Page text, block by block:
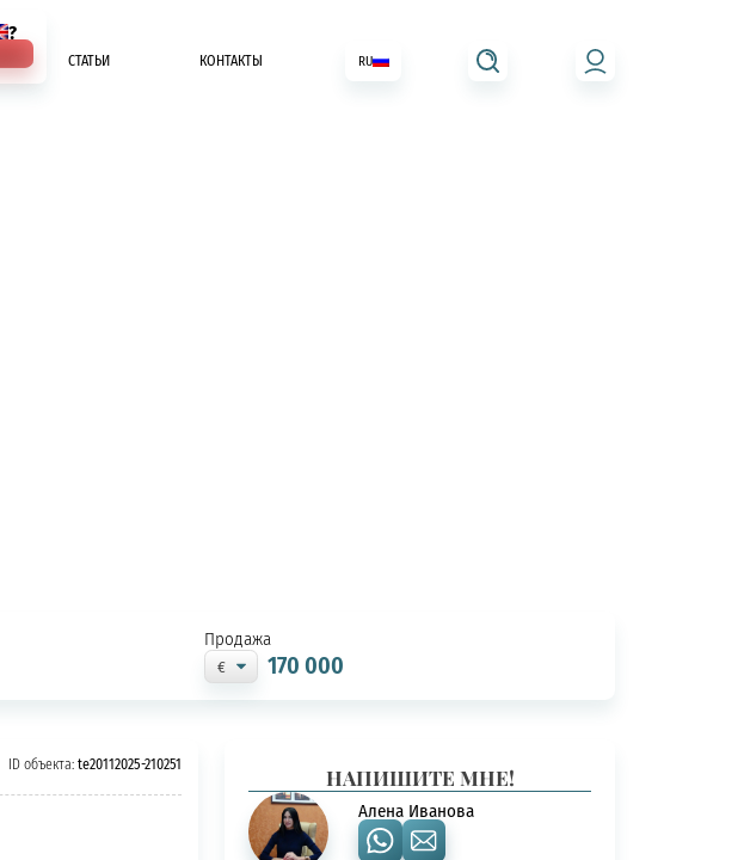
?
СТАТЬИ КОНТАКТЫ RU
Продажа
170 000
ID объекта:te20112025-210251 НАПИШИТЕ МНЕ!
Алена Иванова